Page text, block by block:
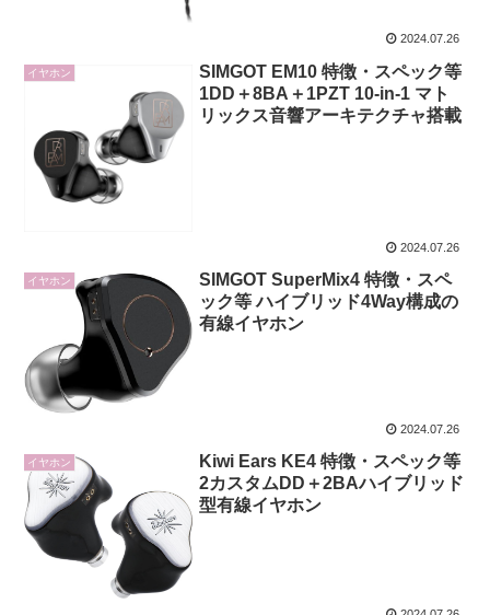
2024.07.26
イヤホン
SIMGOT EM10 特徴・スペック等
1DD＋8BA＋1PZT 10-in-1 マト
リックス音響アーキテクチャ搭載
2024.07.26
イヤホン
SIMGOT SuperMix4 特徴・スペ
ック等 ハイブリッド4Way構成の
有線イヤホン
2024.07.26
イヤホン
Kiwi Ears KE4 特徴・スペック等
2カスタムDD＋2BAハイブリッド
型有線イヤホン